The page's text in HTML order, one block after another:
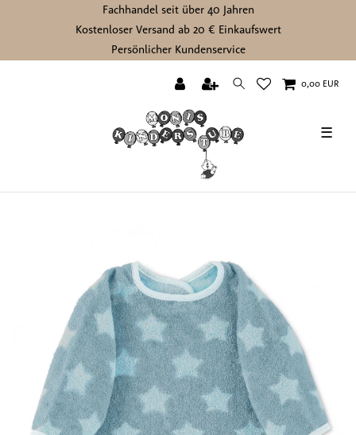
Fachhandel seit über 40 Jahren
Kostenloser Versand ab 20 € Einkaufswert
Persönlicher Kundenservice
0,00 EUR
☰